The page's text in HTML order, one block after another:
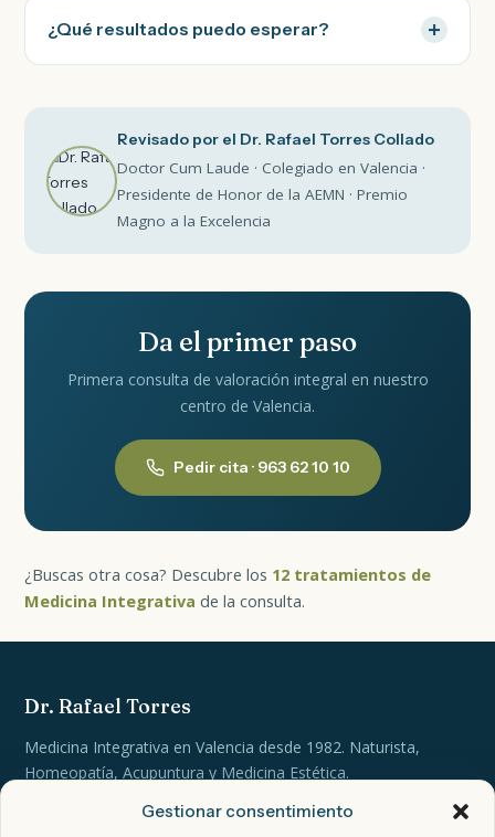
Gestionar consentimiento
¿Qué resultados puedo esperar?
Revisado por el Dr. Rafael Torres Collado
Doctor Cum Laude · Colegiado en Valencia ·
Presidente de Honor de la AEMN · Premio
Magno a la Excelencia
Da el primer paso
Primera consulta de valoración integral en nuestro
centro de Valencia.
Pedir cita · 963 62 10 10
¿Buscas otra cosa? Descubre los 12 tratamientos de
Medicina Integrativa de la consulta.
Dr. Rafael Torres
Medicina Integrativa en Valencia desde 1982. Naturista,
Homeopatía, Acupuntura y Medicina Estética.